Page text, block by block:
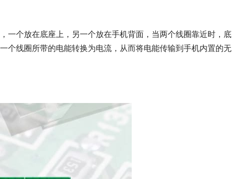
一个放在底座上，另一个放在手机背面，当两个线圈靠近时，底
个线圈所带的电能转换为电流，从而将电能传输到手机内置的无